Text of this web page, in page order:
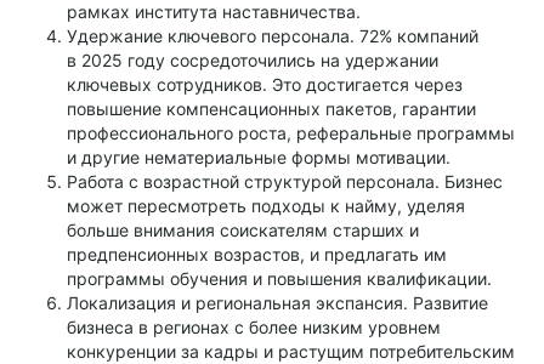
рамках института наставничества.
Удержание ключевого персонала. 72% компаний
в 2025 году сосредоточились на удержании
ключевых сотрудников. Это достигается через
повышение компенсационных пакетов, гарантии
профессионального роста, реферальные программы
и другие нематериальные формы мотивации.
Работа с возрастной структурой персонала. Бизнес
может пересмотреть подходы к найму, уделяя
больше внимания соискателям старших и
предпенсионных возрастов, и предлагать им
программы обучения и повышения квалификации.
Локализация и региональная экспансия. Развитие
бизнеса в регионах с более низким уровнем
конкуренции за кадры и растущим потребительским